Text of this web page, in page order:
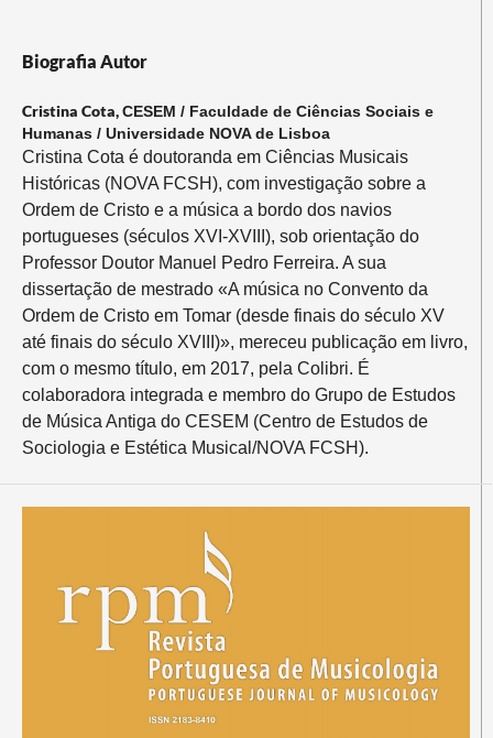
Biografia Autor
Cristina Cota,CESEM / Faculdade de Ciências Sociais e
Humanas / Universidade NOVA de Lisboa
Cristina Cota é doutoranda em Ciências Musicais
Históricas (NOVA FCSH), com investigação sobre a
Ordem de Cristo e a música a bordo dos navios
portugueses (séculos XVI-XVIII), sob orientação do
Professor Doutor Manuel Pedro Ferreira. A sua
dissertação de mestrado «A música no Convento da
Ordem de Cristo em Tomar (desde finais do século XV
até finais do século XVIII)», mereceu publicação em livro,
com o mesmo título, em 2017, pela Colibri. É
colaboradora integrada e membro do Grupo de Estudos
de Música Antiga do CESEM (Centro de Estudos de
Sociologia e Estética Musical/NOVA FCSH).